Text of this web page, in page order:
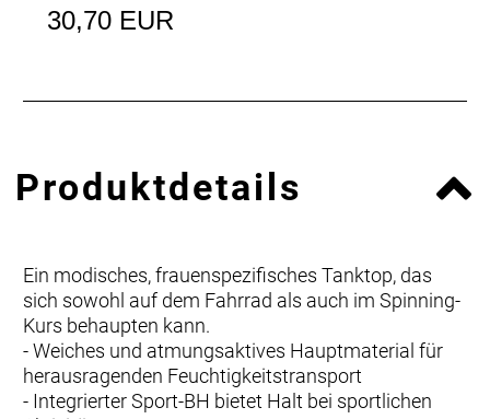
30,70 EUR
Produktdetails
Ein modisches, frauenspezifisches Tanktop, das
sich sowohl auf dem Fahrrad als auch im Spinning-
Kurs behaupten kann.
- Weiches und atmungsaktives Hauptmaterial für
herausragenden Feuchtigkeitstransport
- Integrierter Sport-BH bietet Halt bei sportlichen